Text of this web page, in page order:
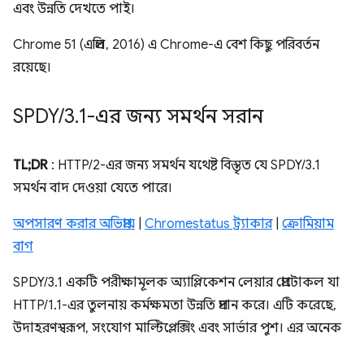
এবং উন্নতি দেখতে পাই।
Chrome 51 (এপ্রিল, 2016) এ Chrome-এ বেশ কিছু পরিবর্তন
রয়েছে।
SPDY/3.1-এর জন্য সমর্থন সরান
TL;DR : HTTP/2-এর জন্য সমর্থন যথেষ্ট বিস্তৃত যে SPDY/3.1
সমর্থন বাদ দেওয়া যেতে পারে।
অপসারণ করার অভিপ্রায় Chromestatus ট্র্যাকার| ক্রোমিয়াম
বাগ
SPDY/3.1 একটি পরীক্ষামূলক অ্যাপ্লিকেশন লেয়ার প্রোটোকল যা
HTTP/1.1-এর তুলনায় কর্মক্ষমতা উন্নতি প্রদান করে। এটি করেছে,
উদাহরণস্বরূপ, সংযোগ মাল্টিপ্লেক্সিং এবং সার্ভার পুশ। এর অনেক